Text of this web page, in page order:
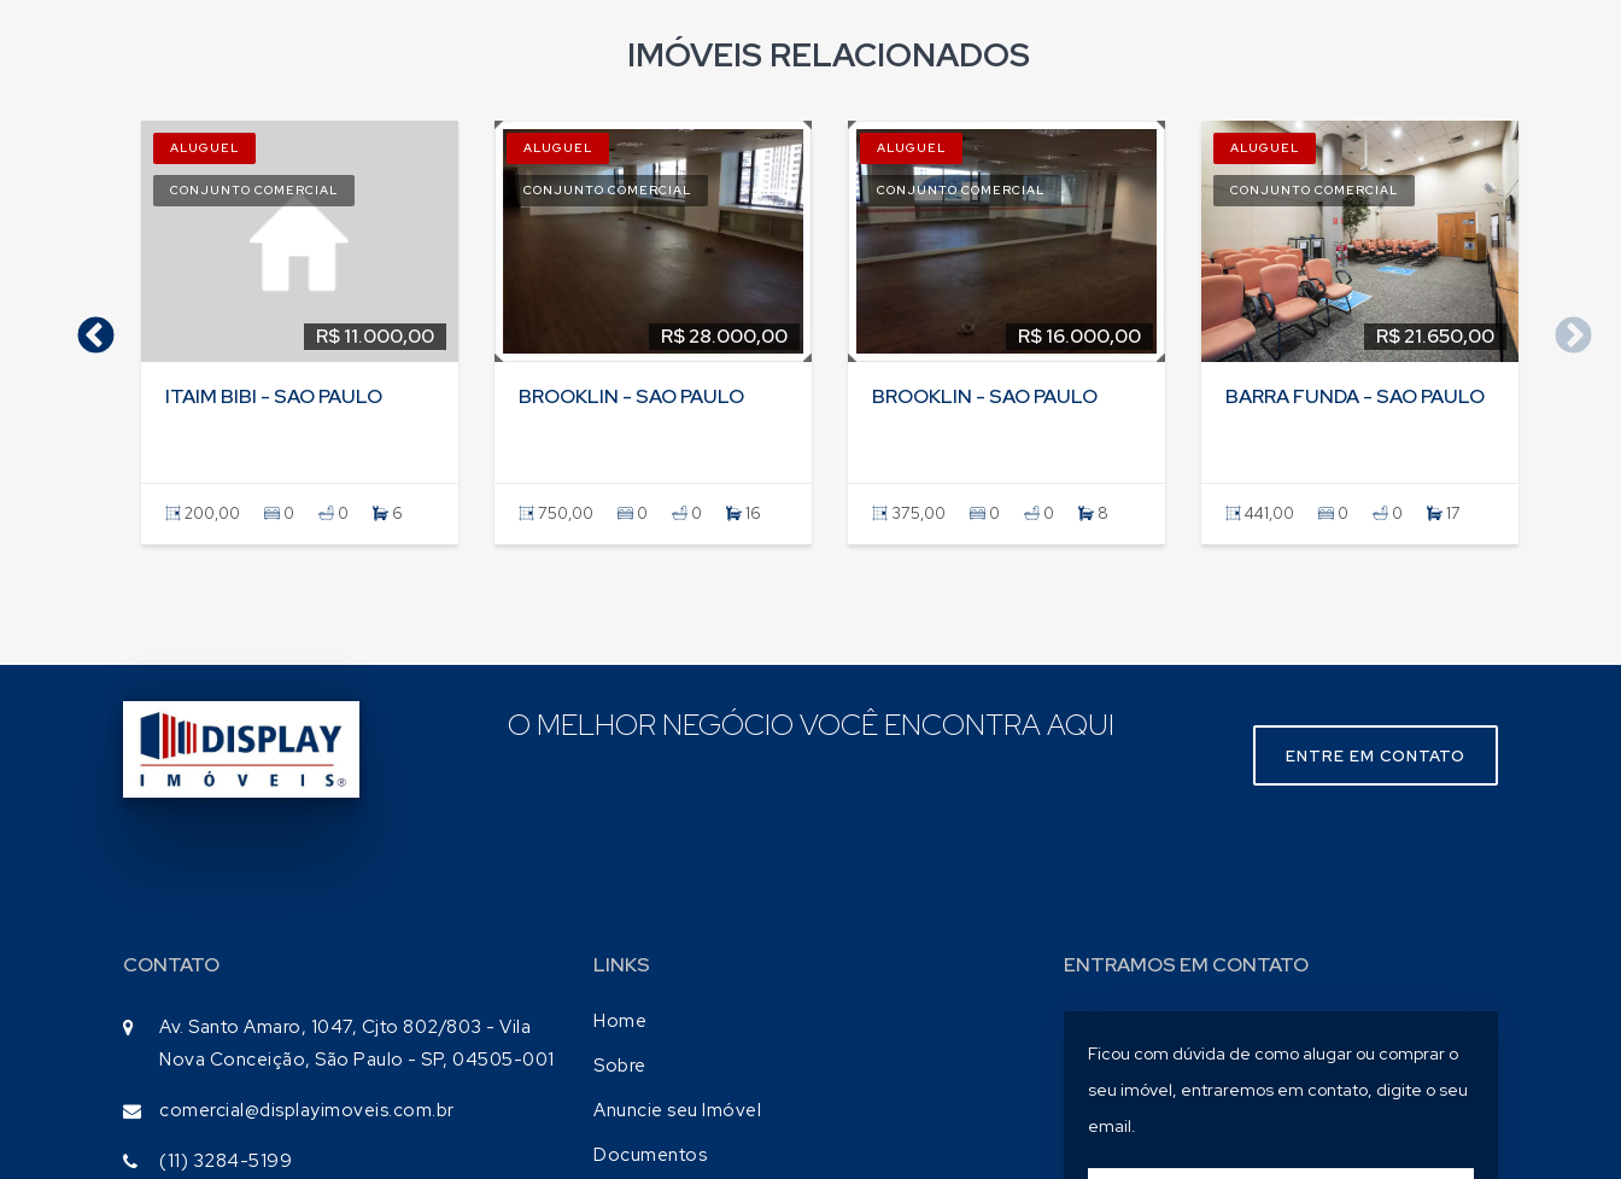
IMÓVEIS RELACIONADOS
ALUGUEL
CONJUNTO COMERCIAL
R$ 11.000,00
ITAIM BIBI - SAO PAULO
200,00 0 0 6
ALUGUEL
CONJUNTO COMERCIAL
R$ 28.000,00
BROOKLIN - SAO PAULO
750,00 0 0 16
ALUGUEL
CONJUNTO COMERCIAL
R$ 16.000,00
BROOKLIN - SAO PAULO
375,00 0 0 8
ALUGUEL
CONJUNTO COMERCIAL
R$ 21.650,00
BARRA FUNDA - SAO PAULO
441,00 0 0 17
O MELHOR NEGÓCIO VOCÊ ENCONTRA AQUI
ENTRE EM CONTATO
CONTATO
Av. Santo Amaro, 1047, Cjto 802/803 - Vila
Nova Conceição, São Paulo - SP, 04505-001
comercial@displayimoveis.com.br
(11) 3284-5199
LINKS
Home
Sobre
Anuncie seu Imóvel
Documentos
ENTRAMOS EM CONTATO
Ficou com dúvida de como alugar ou comprar o
seu imóvel, entraremos em contato, digite o seu
email.